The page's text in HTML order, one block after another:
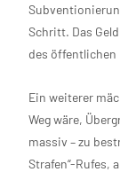
Schritt. Das
des öffentlichen
Ein weiterer
Weg wäre,
massiv – zu
Strafen“-Rufes,